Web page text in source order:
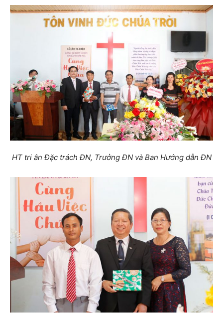
HT tri ân Đặc trách ĐN, Trưởng ĐN và Ban Hướng dẫn ĐN